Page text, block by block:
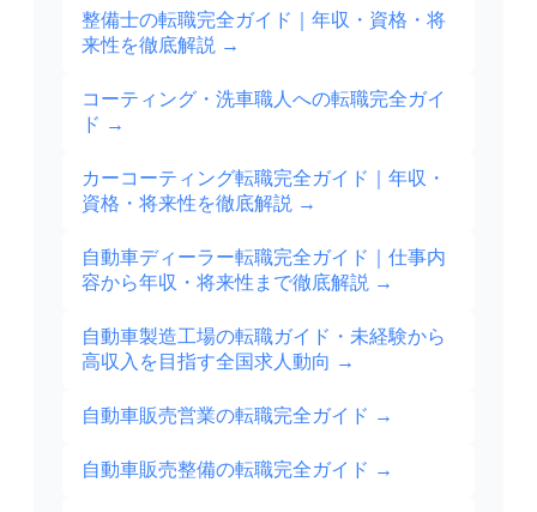
整備士の転職完全ガイド｜年収・資格・将
来性を徹底解説 →
コーティング・洗車職人への転職完全ガイ
ド →
カーコーティング転職完全ガイド｜年収・
資格・将来性を徹底解説 →
自動車ディーラー転職完全ガイド｜仕事内
容から年収・将来性まで徹底解説 →
自動車製造工場の転職ガイド・未経験から
高収入を目指す全国求人動向 →
自動車販売営業の転職完全ガイド →
自動車販売整備の転職完全ガイド →